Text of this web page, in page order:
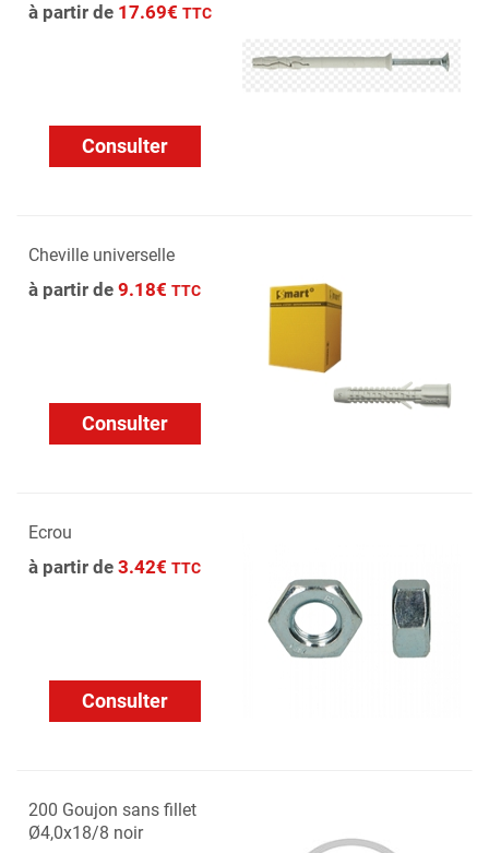
à partir de 17.69€ TTC
Consulter
Cheville universelle
à partir de 9.18€ TTC
Consulter
Ecrou
à partir de 3.42€ TTC
Consulter
200 Goujon sans fillet
Ø4,0x18/8 noir